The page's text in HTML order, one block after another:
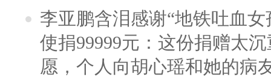
李亚鹏含泪感谢“地铁吐血
使捐99999元：这份捐赠太
愿，个人向胡心瑶和她的病